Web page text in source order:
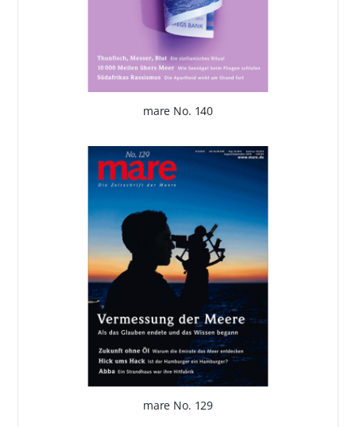
mare No. 140
mare No. 129